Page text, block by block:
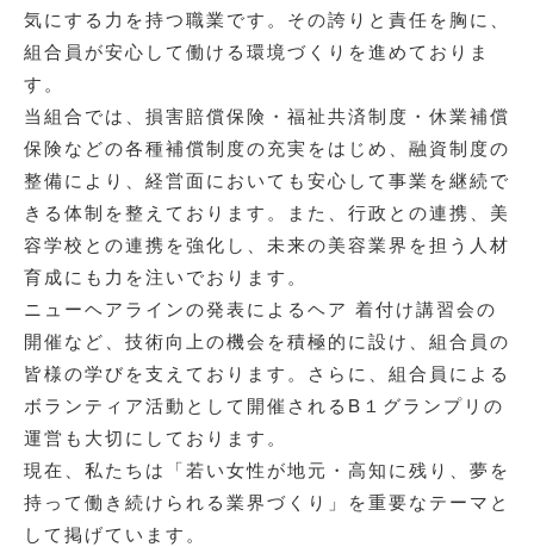
気にする力を持つ職業です。その誇りと責任を胸に、
組合員が安心して働ける環境づくりを進めておりま
す。
当組合では、損害賠償保険・福祉共済制度・休業補償
保険などの各種補償制度の充実をはじめ、融資制度の
整備により、経営面においても安心して事業を継続で
きる体制を整えております。また、行政との連携、美
容学校との連携を強化し、未来の美容業界を担う人材
育成にも力を注いでおります。
ニューヘアラインの発表によるヘア 着付け講習会の
開催など、技術向上の機会を積極的に設け、組合員の
皆様の学びを支えております。さらに、組合員による
ボランティア活動として開催されるB１グランプリの
運営も大切にしております。
現在、私たちは「若い女性が地元・高知に残り、夢を
持って働き続けられる業界づくり」を重要なテーマと
して掲げています。